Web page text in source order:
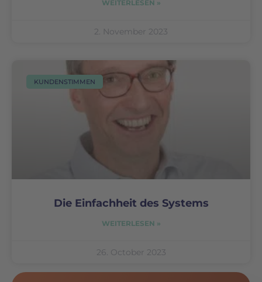
WEITERLESEN »
2. November 2023
KUNDENSTIMMEN
Die Einfachheit des Systems
WEITERLESEN »
26. October 2023